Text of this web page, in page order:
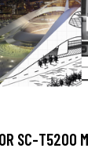
SC-T5200